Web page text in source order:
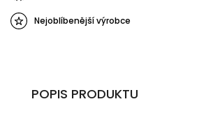
Nejoblíbenější výrobce
POPIS PRODUKTU